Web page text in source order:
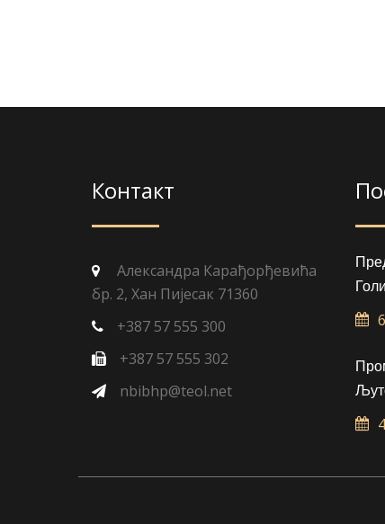
Контакт
Александра Карађорђевића
бр. 2, Хан Пијесак 71360
+387 57 555 300
+387 57 555 302
nbibhp@teol.net